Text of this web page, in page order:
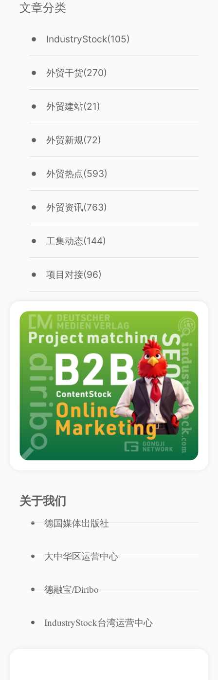
文章分类
IndustryStock(105)
外贸干货(270)
外贸建站(21)
外贸新规(72)
外贸热点(593)
外贸资讯(763)
工集动态(144)
项目对接(96)
关于我们
德国媒体出版社
大中华区运营中心
德融宝/Diribo
IndustryStock台湾运营中心